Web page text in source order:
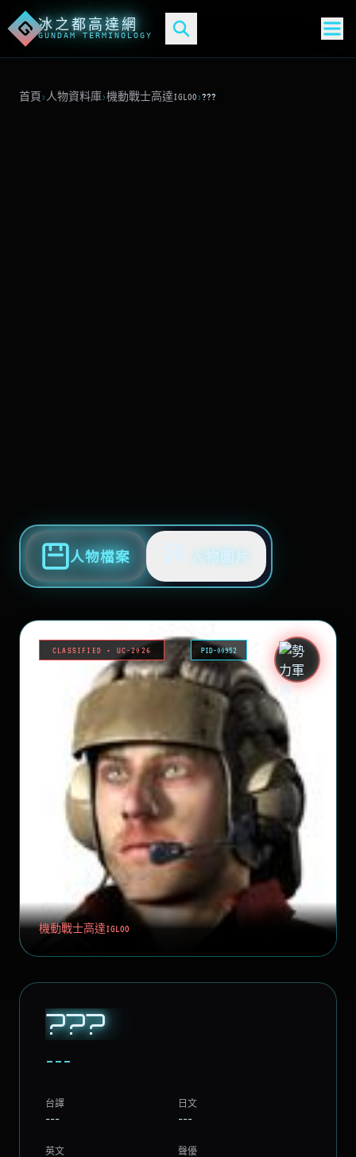
G冰之都高達網
GUNDAM TERMINOLOGY
首頁 › 人物資料庫›機動戰士高達IGLOO›???
人物檔案 人物圖片
CLASSIFIED • UC-2026 PID-00952
機動戰士高達IGLOO
???
---
台譯
---
日文
---
英文 聲優